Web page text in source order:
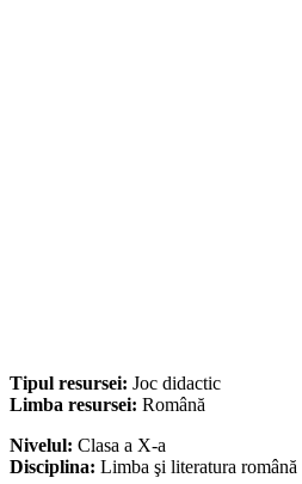
Tipul resursei: Joc didactic
Limba resursei: Română
Nivelul: Clasa a X-a
Disciplina: Limba şi literatura română